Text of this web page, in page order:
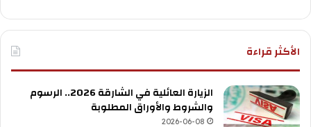
الأكثر قراءة
الزيارة العائلية في الشارقة 2026.. الرسوم
والشروط والأوراق المطلوبة
2026-06-08